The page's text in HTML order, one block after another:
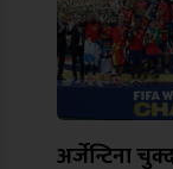
अर्जेन्टिना